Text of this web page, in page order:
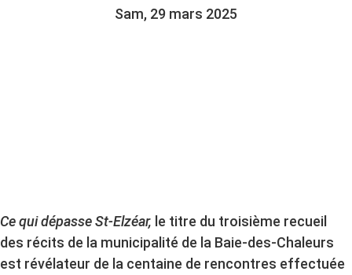
Sam, 29 mars 2025
Ce qui dépasse St-Elzéar, le titre du troisième recueil
des récits de la municipalité de la Baie-des-Chaleurs
est révélateur de la centaine de rencontres effectuée